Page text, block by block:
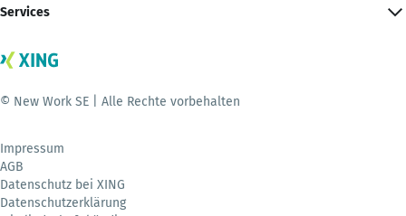
Services
© New Work SE | Alle Rechte vorbehalten
Impressum
AGB
Datenschutz bei XING
Datenschutzerklärung